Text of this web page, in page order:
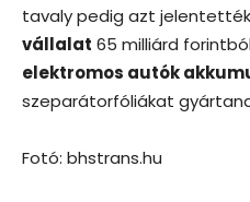
tavaly pedig azt
vállalat 65 milliárd
elektromos autók
szeparátorfóliákat
Fotó: bhstrans.hu